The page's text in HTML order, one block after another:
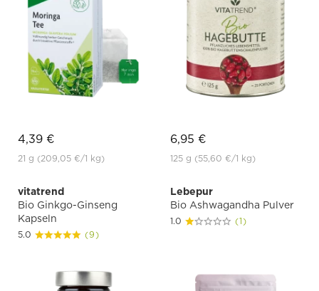
4,39 €
21 g (209,05 €/1 kg)
6,95 €
125 g (55,60 €/1 kg)
vitatrend
Bio Ginkgo-Ginseng
Kapseln
5.0 (9)
Lebepur
Bio Ashwagandha Pulver
1.0 (1)